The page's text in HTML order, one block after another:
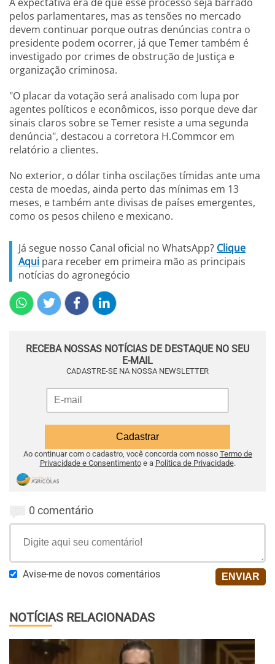
pelos parlamentares, mas as tensões no mercado
devem continuar porque outras denúncias contra o
presidente podem ocorrer, já que Temer também é
investigado por crimes de obstrução de Justiça e
organização criminosa.
"O placar da votação será analisado com lupa por
agentes políticos e econômicos, isso porque deve dar
sinais claros sobre se Temer resiste a uma segunda
denúncia", destacou a corretora H.Commcor em
relatório a clientes.
No exterior, o dólar tinha oscilações tímidas ante uma
cesta de moedas, ainda perto das mínimas em 13
meses, e também ante divisas de países emergentes,
como os pesos chileno e mexicano.
Já segue nosso Canal oficial no WhatsApp? Clique
Aqui para receber em primeira mão as principais
notícias do agronegócio
RECEBA NOSSAS NOTÍCIAS DE DESTAQUE NO SEU
E-MAIL
CADASTRE-SE NA NOSSA NEWSLETTER
Ao continuar com o cadastro, você concorda com nosso Termo de
Privacidade e Consentimentoe a Política de Privacidade.
0 comentário
Avise-me de novos comentários
NOTÍCIAS RELACIONADAS